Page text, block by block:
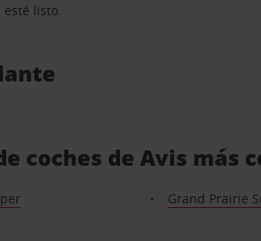
listo.
coches de Avis más
Grand Prairie